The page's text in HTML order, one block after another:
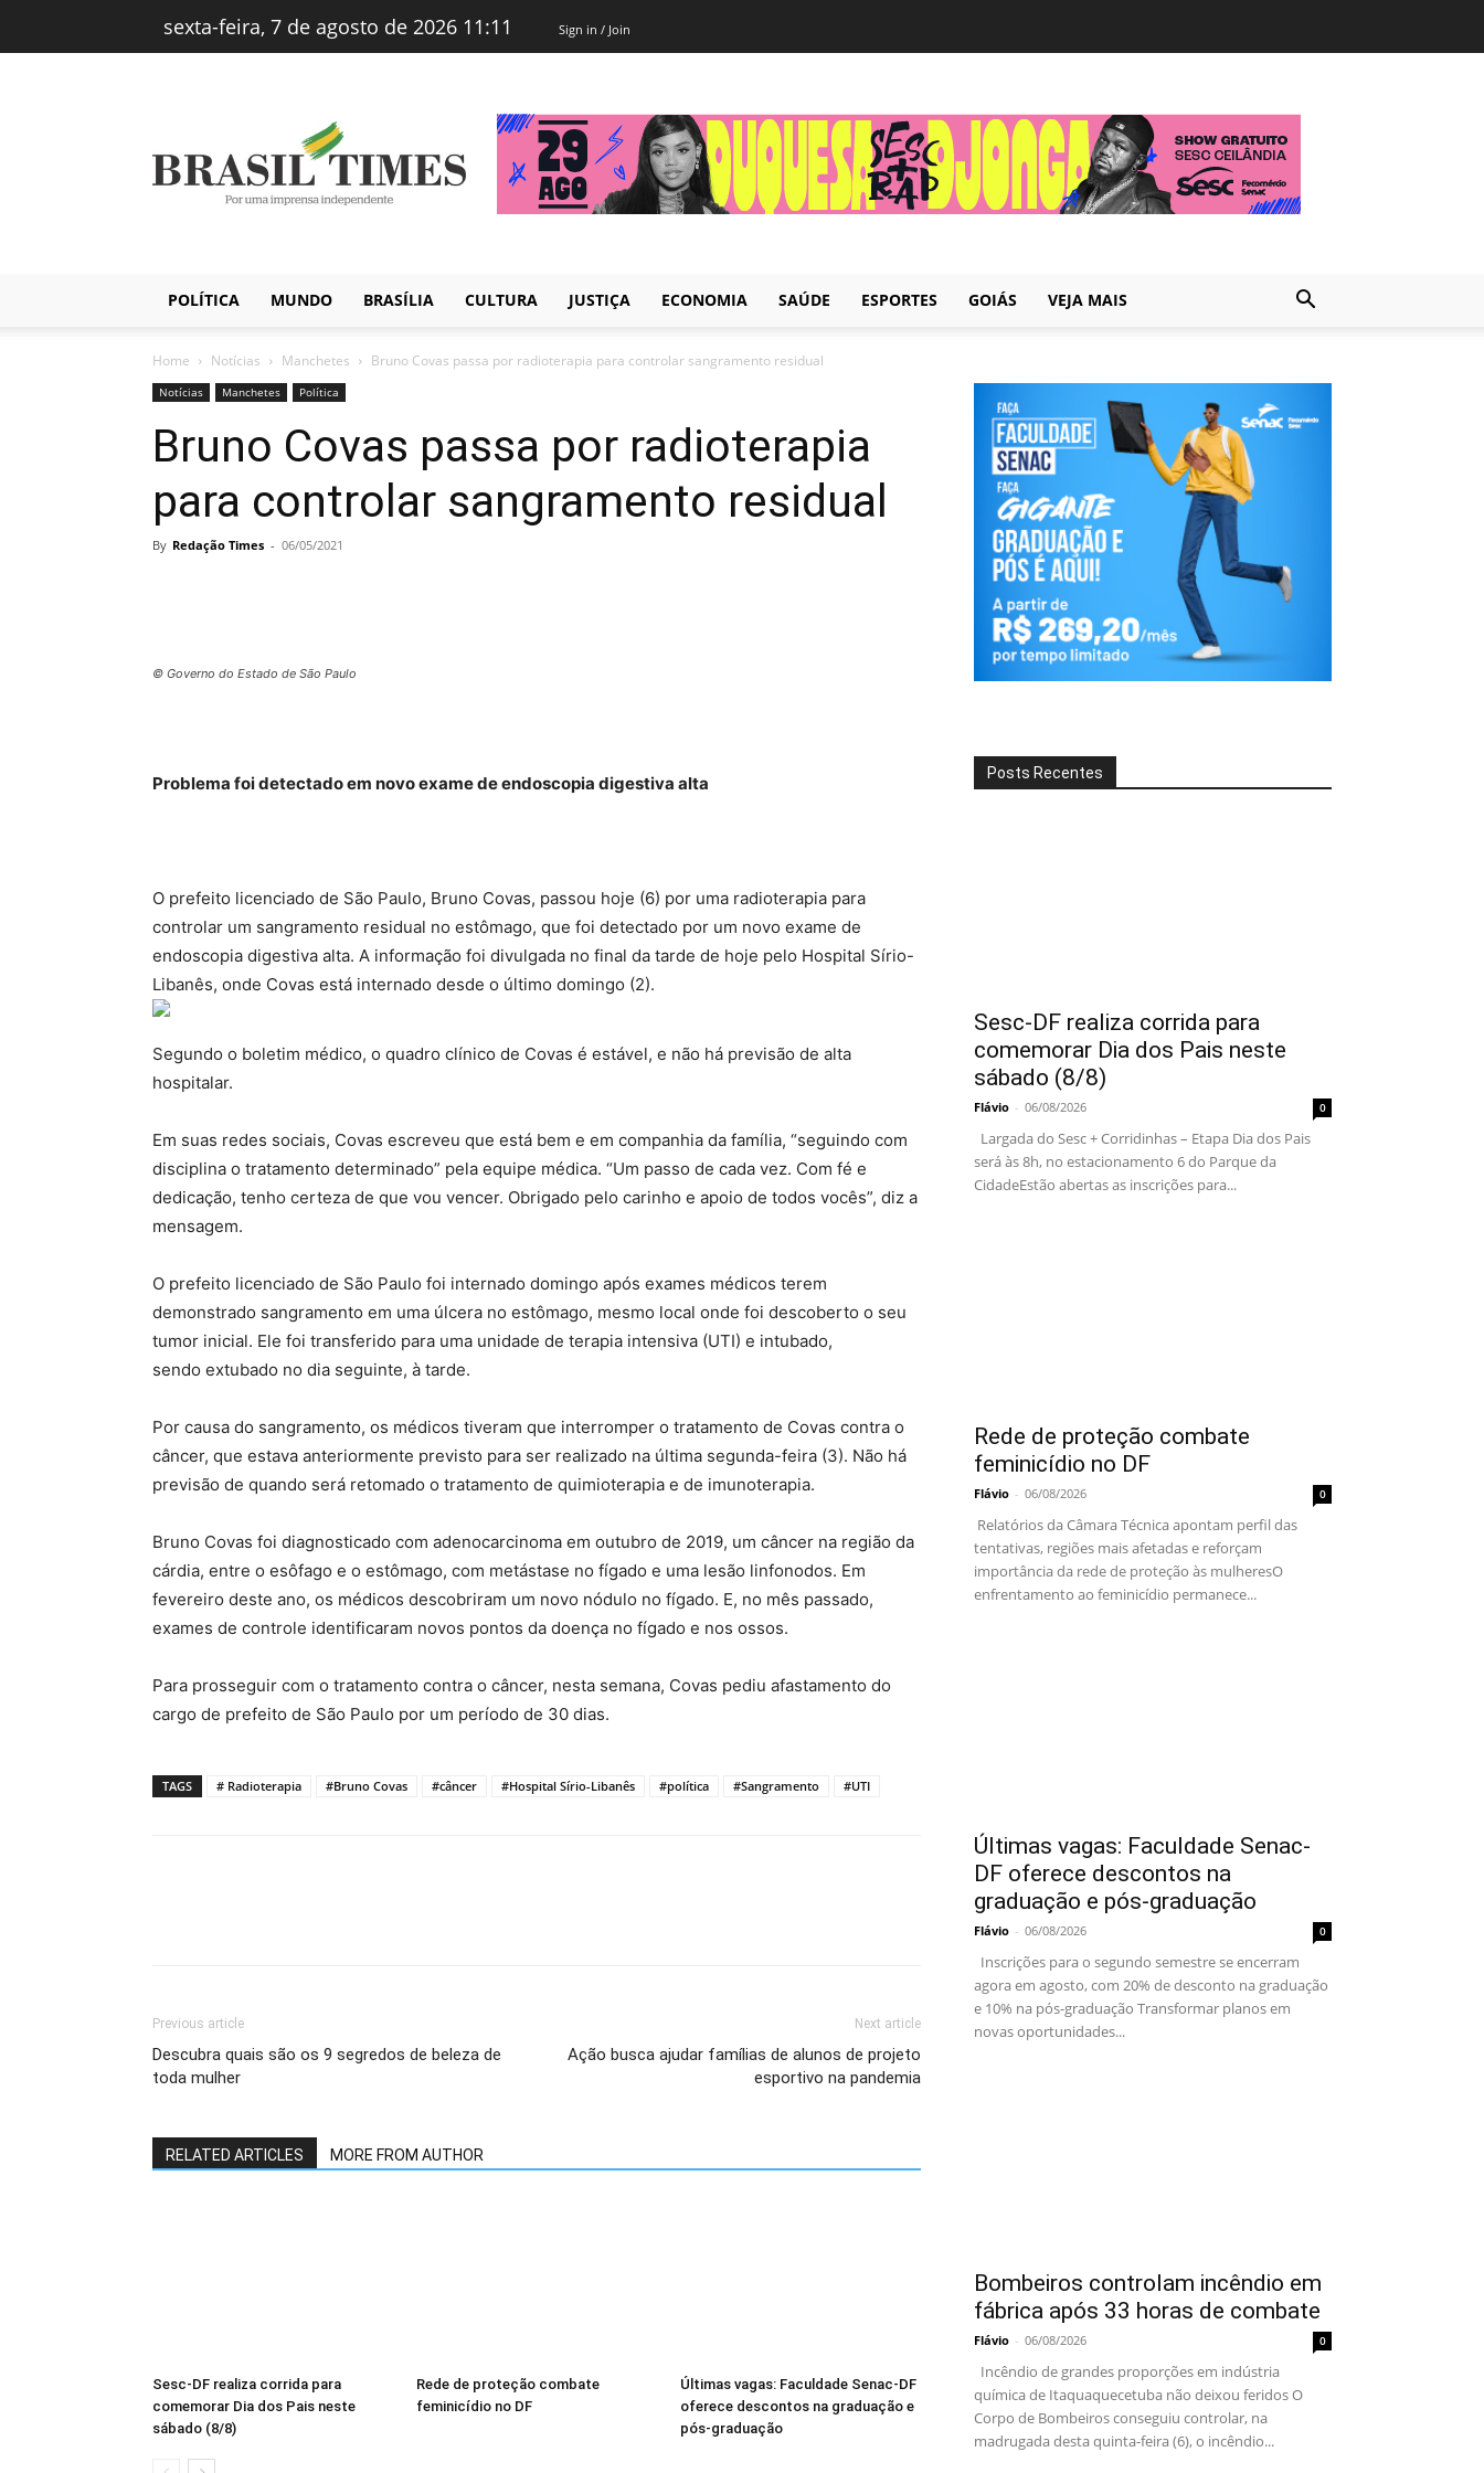
sexta-feira, 7 de agosto de 2026 11:11 Sign in / Join
Brasiltimes
–
Notícias
POLÍTICA MUNDO BRASÍLIA CULTURA JUSTIÇA ECONOMIA SAÚDE ESPORTES GOIÁS VEJA MAIS
Home Notícias Manchetes Bruno Covas passa por radioterapia para controlar sangramento residual
Notícias Manchetes Política
Bruno Covas passa por radioterapia
para controlar sangramento residual
By Redação Times - 06/05/2021
© Governo do Estado de São Paulo
Problema foi detectado em novo exame de endoscopia digestiva alta
O prefeito licenciado de São Paulo, Bruno Covas, passou hoje (6) por uma radioterapia para
controlar um sangramento residual no estômago, que foi detectado por um novo exame de
endoscopia digestiva alta. A informação foi divulgada no final da tarde de hoje pelo Hospital Sírio-
Libanês, onde Covas está internado desde o último domingo (2).
Segundo o boletim médico, o quadro clínico de Covas é estável, e não há previsão de alta
hospitalar.
Em suas redes sociais, Covas escreveu que está bem e em companhia da família, “seguindo com
disciplina o tratamento determinado” pela equipe médica. “Um passo de cada vez. Com fé e
dedicação, tenho certeza de que vou vencer. Obrigado pelo carinho e apoio de todos vocês”, diz a
mensagem.
O prefeito licenciado de São Paulo foi internado domingo após exames médicos terem
demonstrado sangramento em uma úlcera no estômago, mesmo local onde foi descoberto o seu
tumor inicial. Ele foi transferido para uma unidade de terapia intensiva (UTI) e intubado,
sendo extubado no dia seguinte, à tarde.
Por causa do sangramento, os médicos tiveram que interromper o tratamento de Covas contra o
câncer, que estava anteriormente previsto para ser realizado na última segunda-feira (3). Não há
previsão de quando será retomado o tratamento de quimioterapia e de imunoterapia.
Bruno Covas foi diagnosticado com adenocarcinoma em outubro de 2019, um câncer na região da
cárdia, entre o esôfago e o estômago, com metástase no fígado e uma lesão linfonodos. Em
fevereiro deste ano, os médicos descobriram um novo nódulo no fígado. E, no mês passado,
exames de controle identificaram novos pontos da doença no fígado e nos ossos.
Para prosseguir com o tratamento contra o câncer, nesta semana, Covas pediu afastamento do
cargo de prefeito de São Paulo por um período de 30 dias.
TAGS # Radioterapia #Bruno Covas #câncer #Hospital Sírio-Libanês #política #Sangramento #UTI
Previous article
Descubra quais são os 9 segredos de beleza de
toda mulher
Next article
Ação busca ajudar famílias de alunos de projeto
esportivo na pandemia
RELATED ARTICLES MORE FROM AUTHOR
Sesc-DF realiza corrida para
comemorar Dia dos Pais neste
sábado (8/8)
Rede de proteção combate
feminicídio no DF
Últimas vagas: Faculdade Senac-DF
oferece descontos na graduação e
pós-graduação
Posts Recentes
Sesc-DF realiza corrida para
comemorar Dia dos Pais neste
sábado (8/8)
Flávio - 06/08/2026 0
Largada do Sesc + Corridinhas – Etapa Dia dos Pais
será às 8h, no estacionamento 6 do Parque da
CidadeEstão abertas as inscrições para...
Rede de proteção combate
feminicídio no DF
Flávio - 06/08/2026 0
Relatórios da Câmara Técnica apontam perfil das
tentativas, regiões mais afetadas e reforçam
importância da rede de proteção às mulheresO
enfrentamento ao feminicídio permanece...
Últimas vagas: Faculdade Senac-
DF oferece descontos na
graduação e pós-graduação
Flávio - 06/08/2026 0
Inscrições para o segundo semestre se encerram
agora em agosto, com 20% de desconto na graduação
e 10% na pós-graduação Transformar planos em
novas oportunidades...
Bombeiros controlam incêndio em
fábrica após 33 horas de combate
Flávio - 06/08/2026 0
Incêndio de grandes proporções em indústria
química de Itaquaquecetuba não deixou feridos O
Corpo de Bombeiros conseguiu controlar, na
madrugada desta quinta-feira (6), o incêndio...